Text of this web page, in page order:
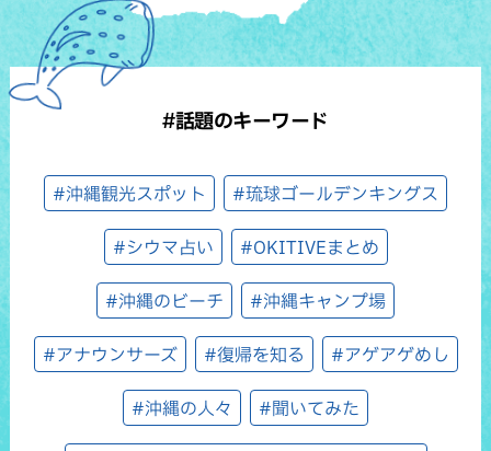
#話題のキーワード
#沖縄観光スポット #琉球ゴールデンキングス
#シウマ占い #OKITIVEまとめ
#沖縄のビーチ #沖縄キャンプ場
#アナウンサーズ #復帰を知る #アゲアゲめし
#沖縄の人々 #聞いてみた